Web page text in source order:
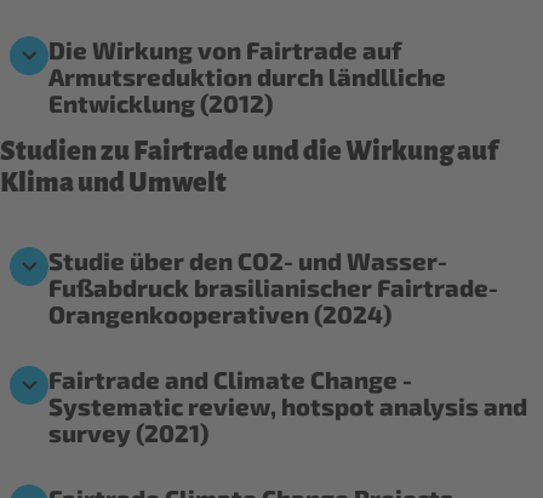
Die Wirkung von Fairtrade auf
Armutsreduktion durch ländlliche
Entwicklung (2012)
Studien zu Fairtrade und die Wirkung auf
Klima und Umwelt
Studie über den CO2- und Wasser-
Fußabdruck brasilianischer Fairtrade-
Orangenkooperativen (2024)
Fairtrade and Climate Change -
Systematic review, hotspot analysis and
survey (2021)